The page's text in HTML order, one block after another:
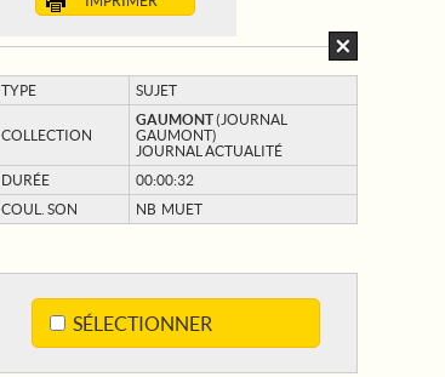
TYPE SUJET
COLLECTION
GAUMONT(JOURNAL
GAUMONT)
JOURNAL ACTUALITÉ
DURÉE
00:00:32
COUL. SON
NB MUET
SÉLECTIONNER